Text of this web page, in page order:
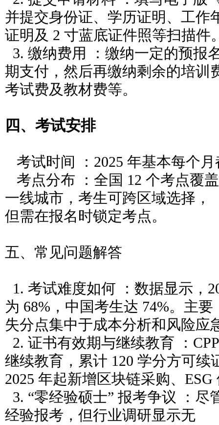
并提交身份证、学历证明、工作
证明及 2 寸蓝底证件照等扫描件
3. 缴纳费用 ：缴纳一定的预报
期支付，然后再缴纳剩余的培训
考试费及教材费等。
四、考试安排
考试时间 ：2025 年基本每个
考点分布 ：全国 12 个考点覆
一线城市，考生可跨区域选择，
但需在报名时锁定考点。
五、常见问题解答
1. 考试难度如何 ：数据显示，
为 68%，中国考生达 74%。主要
失分点集中于成本分析和风险应
2. 证书有效期与继续教育 ：
继续教育，累计 120 学分方可续
2025 年起新增区块链采购、
3. “零经验硕士” 报考争议 ：尽
经验报考，但行业调研显示无